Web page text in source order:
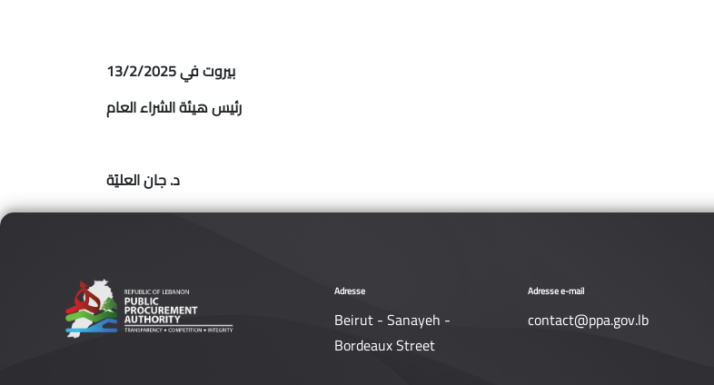
بيروت في 13/2/2025
رئيس هيئة الشراء العام
د. جان العليًة
Adresse
Beirut - Sanayeh -
Bordeaux Street
Adresse e-mail
contact@ppa.gov.lb